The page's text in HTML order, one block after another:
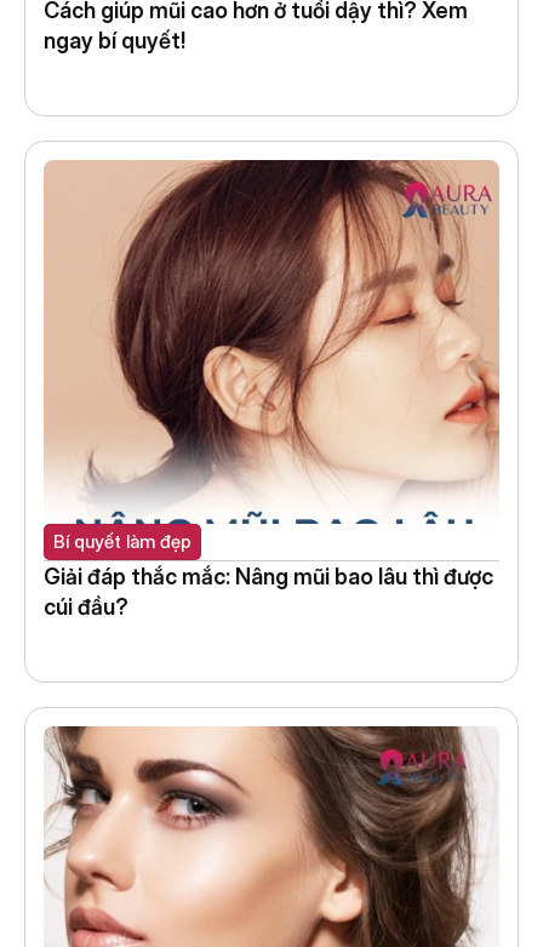
Cách giúp mũi cao hơn ở tuổi dậy thì? Xem
ngay bí quyết!
Bí quyết làm đẹp
Giải đáp thắc mắc: Nâng mũi bao lâu thì được
cúi đầu?